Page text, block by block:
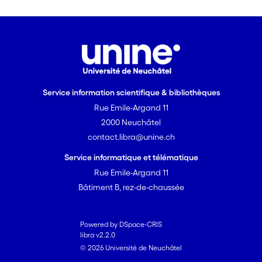
ont inspiré la conception de
ressources pour poursuivre la réflexion.
Service information scientifique & bibliothèques
Rue Emile-Argand 11
2000 Neuchâtel
contact.libra@unine.ch
Service informatique et télématique
Rue Emile-Argand 11
Bâtiment B, rez-de-chaussée
Powered by DSpace-CRIS
libra v2.2.0
© 2026 Université de Neuchâtel